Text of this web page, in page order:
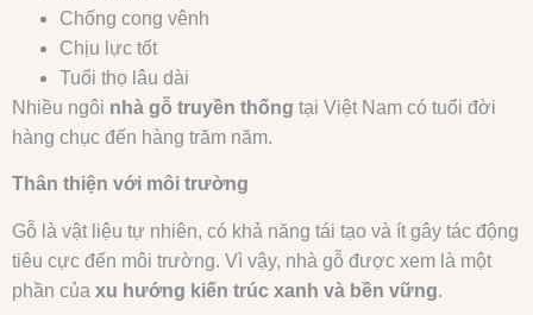
Chống cong vênh
Chịu lực tốt
Tuổi thọ lâu dài
Nhiều ngôi nhà gỗ truyền thống tại Việt Nam có tuổi đời
hàng chục đến hàng trăm năm.
Thân thiện với môi trường
Gỗ là vật liệu tự nhiên, có khả năng tái tạo và ít gây tác động
tiêu cực đến môi trường. Vì vậy, nhà gỗ được xem là một
phần của xu hướng kiến trúc xanh và bền vững.